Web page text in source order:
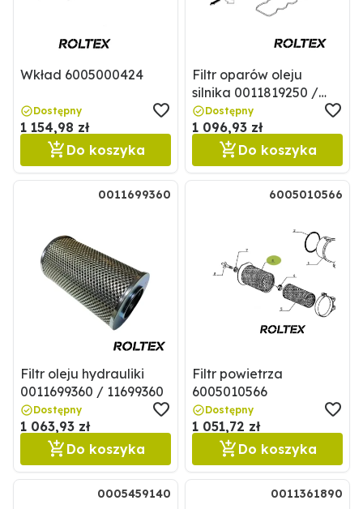
Wkład 6005000424
Dostępny
1 154,98 zł
Do koszyka
Filtr oparów oleju
silnika 0011819250 /
11819250
Dostępny
1 096,93 zł
Do koszyka
0011699360
Filtr oleju hydrauliki
0011699360 / 11699360
Dostępny
1 063,93 zł
Do koszyka
6005010566
Filtr powietrza
6005010566
Dostępny
1 051,72 zł
Do koszyka
0005459140 0011361890